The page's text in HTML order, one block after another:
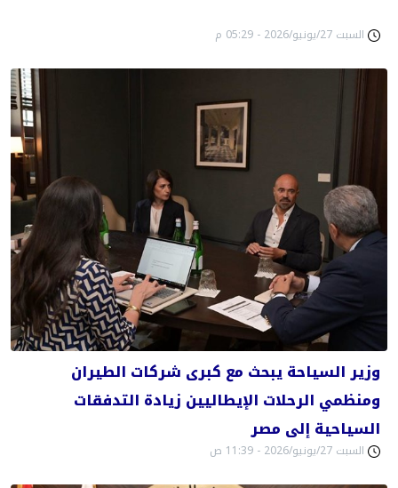
السبت 27/يونيو/2026 - 05:29 م
وزير السياحة يبحث مع كبرى شركات الطيران
ومنظمي الرحلات الإيطاليين زيادة التدفقات
السياحية إلى مصر
السبت 27/يونيو/2026 - 11:39 ص